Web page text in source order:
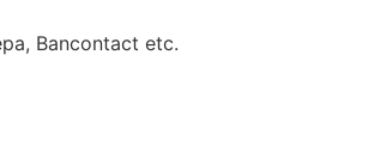
Bancontact etc.